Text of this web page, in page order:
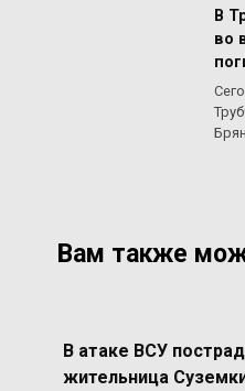
В
во
Вам также
В атаке ВСУ
жительница